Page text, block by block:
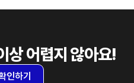
상 어렵지 않아요!
인하기